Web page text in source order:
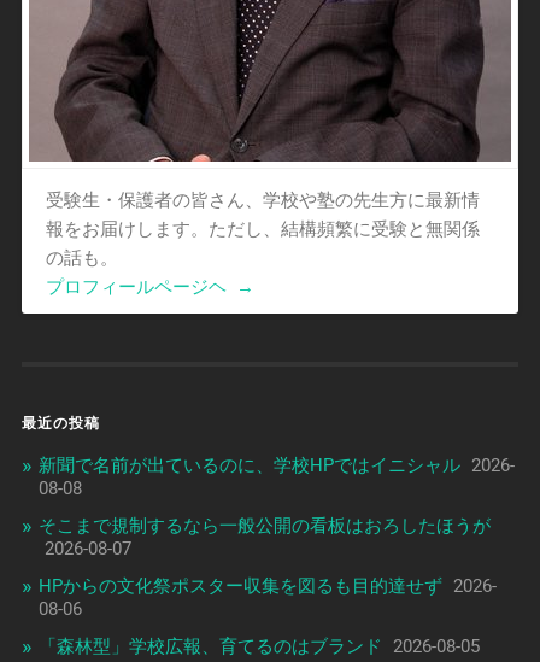
受験生・保護者の皆さん、学校や塾の先生方に最新情
報をお届けします。ただし、結構頻繁に受験と無関係
の話も。
プロフィールページヘ
→
最近の投稿
新聞で名前が出ているのに、学校HPではイニシャル 2026-
08-08
そこまで規制するなら一般公開の看板はおろしたほうが
2026-08-07
HPからの文化祭ポスター収集を図るも目的達せず 2026-
08-06
「森林型」学校広報、育てるのはブランド
2026-08-05